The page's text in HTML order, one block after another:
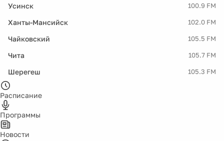
Усинск 100.9 FM
Ханты-Мансийск 102.0 FM
Чайковский 105.5 FM
Чита 105.7 FM
Шерегеш 105.3 FM
Расписание
Программы
Новости